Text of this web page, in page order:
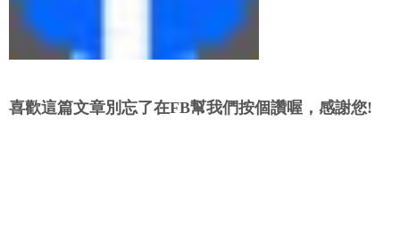
喜歡這篇文章別忘了在FB幫我們按個讚喔，感謝您!